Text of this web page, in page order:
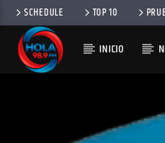
SCHEDULE TOP 10
INICIO